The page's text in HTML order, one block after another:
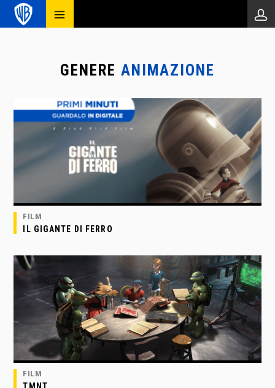
GENERE ANIMAZIONE
FILM
IL GIGANTE DI FERRO
FILM
TMNT